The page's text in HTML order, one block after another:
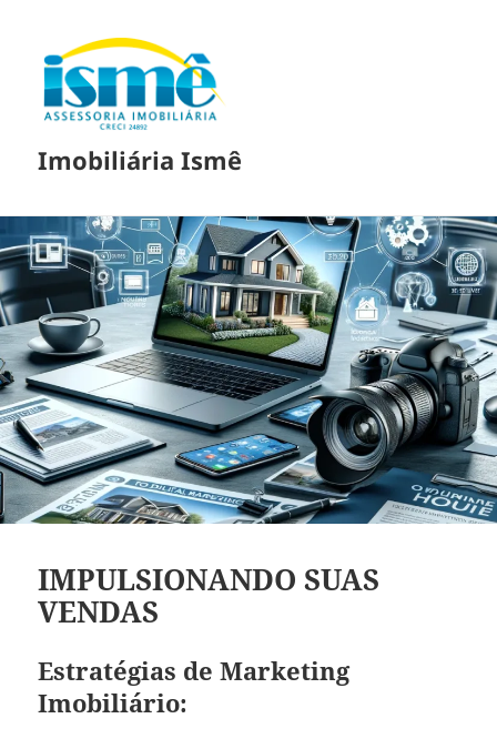
Imobiliária Ismê
IMPULSIONANDO SUAS
VENDAS
Estratégias de Marketing
Imobiliário: